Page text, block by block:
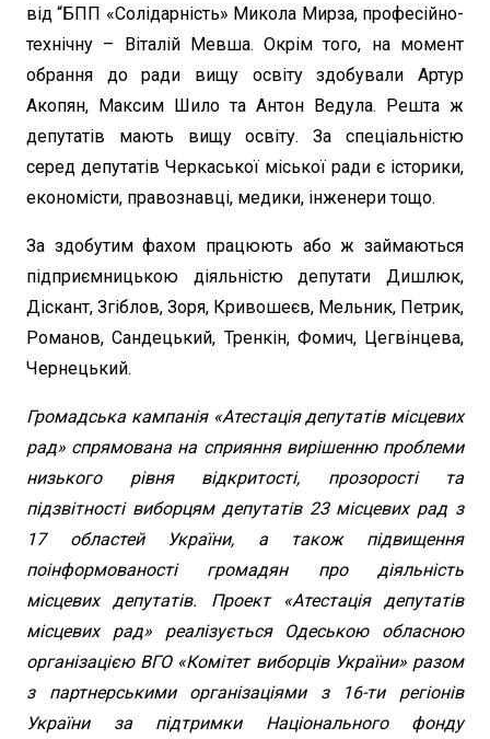
від “БПП «Солідарність» Микола Мирза, професійно-
технічну – Віталій Мевша. Окрім того, на момент
обрання до ради вищу освіту здобували Артур
Акопян, Максим Шило та Антон Ведула. Решта ж
депутатів мають вищу освіту. За спеціальністю
серед депутатів Черкаської міської ради є історики,
економісти, правознавці, медики, інженери тощо.
За здобутим фахом працюють або ж займаються
підприємницькою діяльністю депутати Дишлюк,
Діскант, Згіблов, Зоря, Кривошеєв, Мельник, Петрик,
Романов, Сандецький, Тренкін, Фомич, Цегвінцева,
Чернецький.
Громадська кампанія «Атестація депутатів місцевих
рад» спрямована на сприяння вирішенню проблеми
низького рівня відкритості, прозорості та
підзвітності виборцям депутатів 23 місцевих рад з
17 областей України, а також підвищення
поінформованості громадян про діяльність
місцевих депутатів. Проект «Атестація депутатів
місцевих рад» реалізується Одеською обласною
організацією ВГО «Комітет виборців України» разом
з партнерськими організаціями з 16-ти регіонів
України за підтримки Національного фонду